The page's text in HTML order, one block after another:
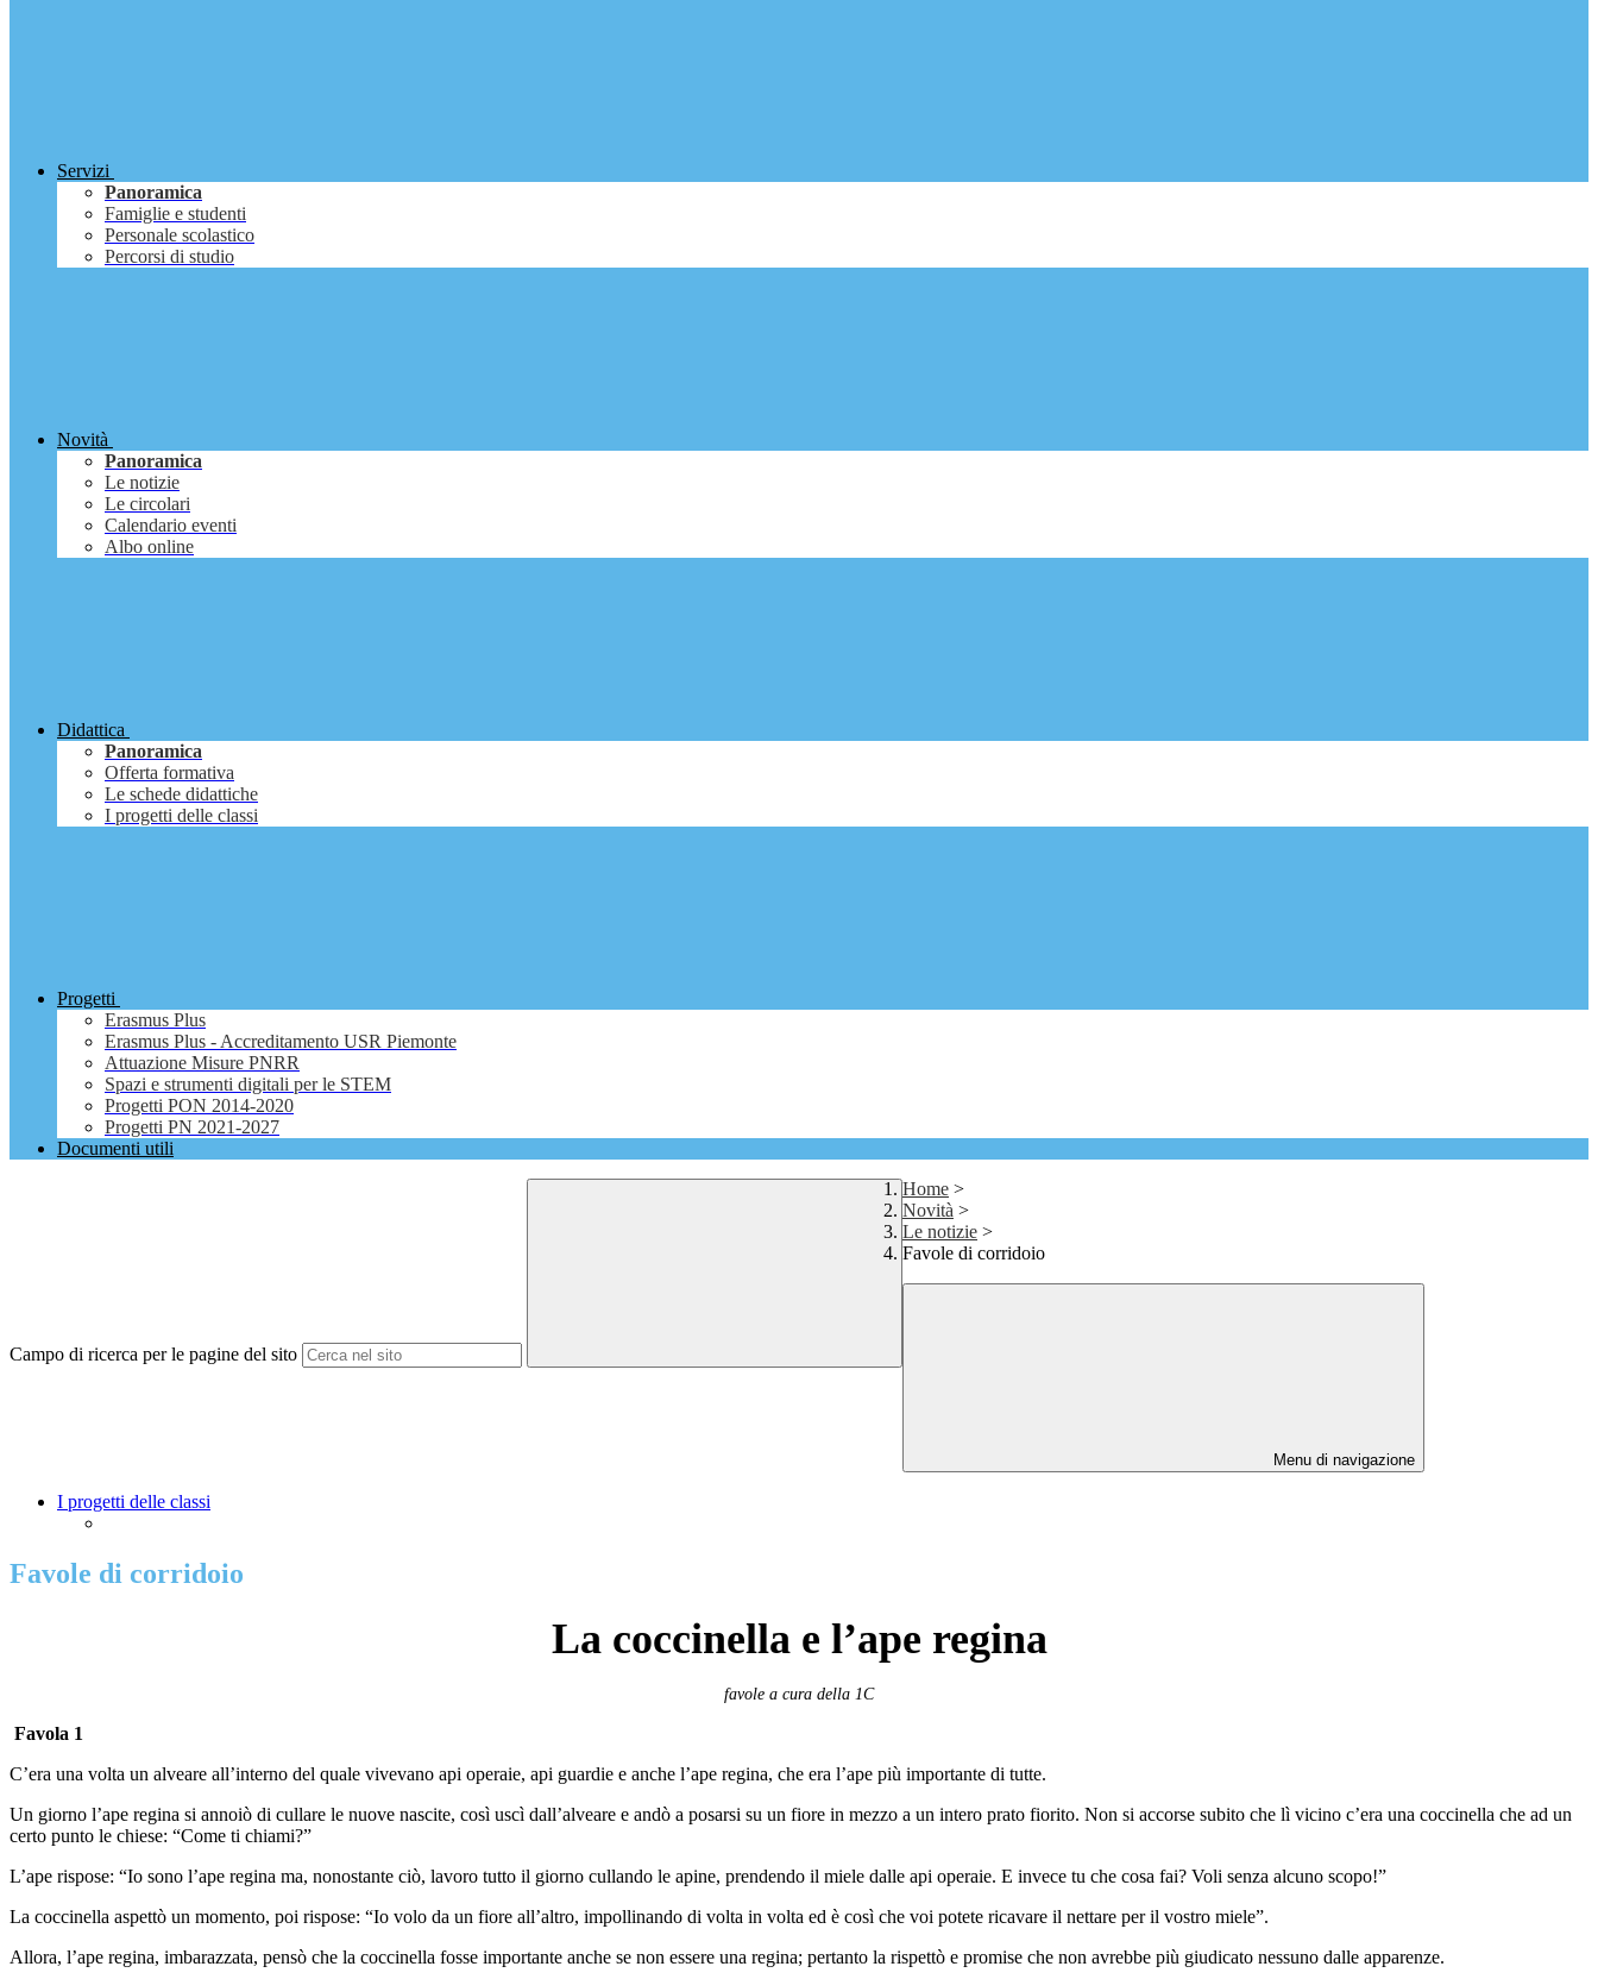
Servizi
Panoramica
Famiglie e studenti
Personale scolastico
Percorsi di studio
Novità
Panoramica
Le notizie
Le circolari
Calendario eventi
Albo online
Didattica
Panoramica
Offerta formativa
Le schede didattiche
I progetti delle classi
Progetti
Erasmus Plus
Erasmus Plus - Accreditamento USR Piemonte
Attuazione Misure PNRR
Spazi e strumenti digitali per le STEM
Progetti PON 2014-2020
Progetti PN 2021-2027
Documenti utili
Campo di ricerca per le pagine del sito
Home >
Novità >
Le notizie >
Favole di corridoio
Menu di navigazione
I progetti delle classi
Favole di corridoio
La coccinella e l’ape regina
favole a cura della 1C
Favola 1
C’era una volta un alveare all’interno del quale vivevano api operaie, api guardie e anche l’ape regina, che era l’ape più importante di tutte.
Un giorno l’ape regina si annoiò di cullare le nuove nascite, così uscì dall’alveare e andò a posarsi su un fiore in mezzo a un intero prato fiorito. Non si accorse subito che lì vicino c’era una coccinella che ad un
certo punto le chiese: “Come ti chiami?”
L’ape rispose: “Io sono l’ape regina ma, nonostante ciò, lavoro tutto il giorno cullando le apine, prendendo il miele dalle api operaie. E invece tu che cosa fai? Voli senza alcuno scopo!”
La coccinella aspettò un momento, poi rispose: “Io volo da un fiore all’altro, impollinando di volta in volta ed è così che voi potete ricavare il nettare per il vostro miele”.
Allora, l’ape regina, imbarazzata, pensò che la coccinella fosse importante anche se non essere una regina; pertanto la rispettò e promise che non avrebbe più giudicato nessuno dalle apparenze.